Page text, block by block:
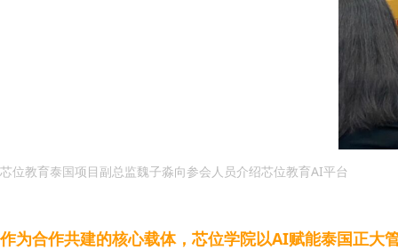
芯位教育泰国项目副总监魏子淼向参会人员介绍芯位教育AI平台
作为合作共建的核心载体，芯位学院以AI赋能泰国正大